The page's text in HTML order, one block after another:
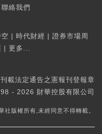
聯絡我們
空 | 時代財經 | 證券市場周
| 更多...
載法定通告之憲報刊登報章
- 2026 財華控股有限公司
社版權所有,未經同意不得轉載。